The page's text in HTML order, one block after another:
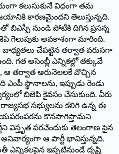
కలుసుకునే విధంగా తమ
కారణమైందని తెలుస్తున్నది.
బిఎస్పీ నుండి పోటీకి దిగిన ప్రసన్న
గెలుపుకు అవకాశంగా మారింది.
బాధ్యతలు చేపట్టిన తర్వాత వరుసగా
గత అసెంబ్లీ ఎన్నికల్లో తక్కువే
తర్వాత ఆరునెలలకే వొచ్చిన
స్థానాలను, ఇప్పుడు రెండు
బిజెపి కైవసం చేసుకుంది. వీరు
సభ్యులను కలిగి ఉన్న ఈ
కొనసాగిస్తామని
విస్తృత పరచేందుకు తెలంగాణ పైన
ఆ పార్టీ భావిస్తున్నది.
ఇప్పటినుండే దృష్టి